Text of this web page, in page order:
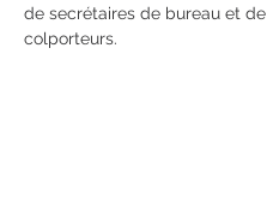
de secrétaires de bureau et de
colporteurs.